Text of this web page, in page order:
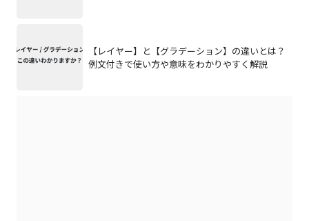
【レイヤー】と【グラデーション】の違いとは？
例文付きで使い方や意味をわかりやすく解説